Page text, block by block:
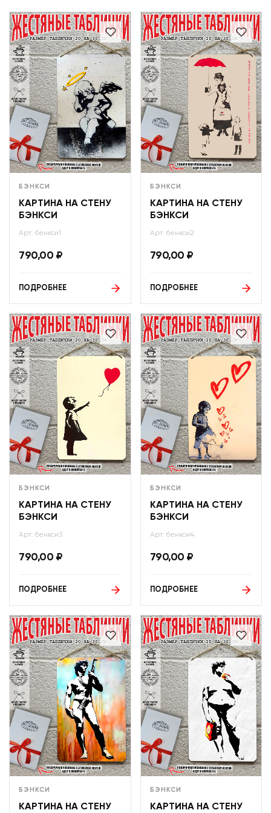
БЭНКСИ
КАРТИНА НА СТЕНУ
БЭНКСИ
Арт: бенкси1
790,00 ₽
ПОДРОБНЕЕ
БЭНКСИ
КАРТИНА НА СТЕНУ
БЭНКСИ
Арт: бенкси2
790,00 ₽
ПОДРОБНЕЕ
БЭНКСИ
КАРТИНА НА СТЕНУ
БЭНКСИ
Арт: бенкси3
790,00 ₽
ПОДРОБНЕЕ
БЭНКСИ
КАРТИНА НА СТЕНУ
БЭНКСИ
Арт: бенкси4
790,00 ₽
ПОДРОБНЕЕ
БЭНКСИ
КАРТИНА НА СТЕНУ
БЭНКСИ
КАРТИНА НА СТЕНУ